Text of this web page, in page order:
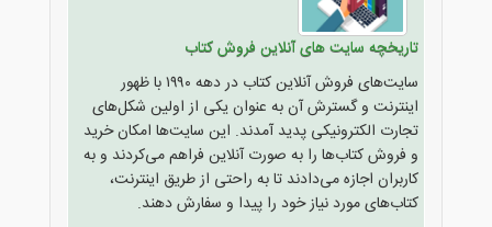
تاریخچه سایت های آنلاین فروش کتاب
سایت‌های فروش آنلاین کتاب در دهه ۱۹۹۰ با ظهور
اینترنت و گسترش آن به عنوان یکی از اولین شکل‌های
تجارت الکترونیکی پدید آمدند. این سایت‌ها امکان خرید
و فروش کتاب‌ها را به صورت آنلاین فراهم می‌کردند و به
کاربران اجازه می‌دادند تا به راحتی از طریق اینترنت،
کتاب‌های مورد نیاز خود را پیدا و سفارش دهند.